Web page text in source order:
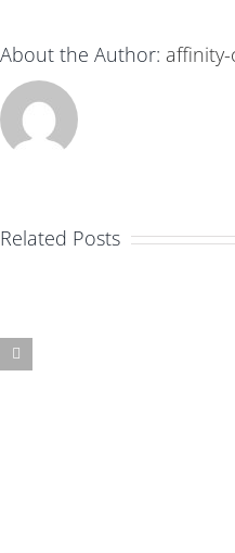
About the Author: affinity-
Related Posts